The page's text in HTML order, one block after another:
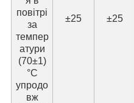
повітрі
за
темпер
атури
(70±1)
°C
упродо
вж
±25 ±25